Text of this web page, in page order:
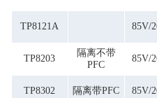
TP8121A 85V/
TP8203
隔离不带
PFC
85V/
TP8302 隔离带PFC 85V/